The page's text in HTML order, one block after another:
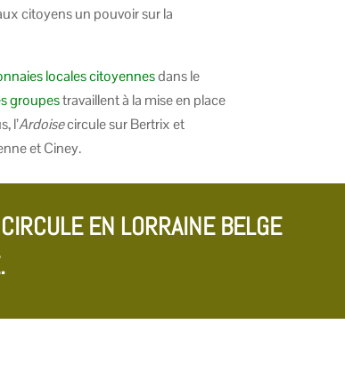
citoyens un pouvoir sur la
locales citoyennesdans le
groupestravaillent à la mise en place
l’Ardoisecircule sur Bertrix et
et Ciney.
EN LORRAINE BELGE